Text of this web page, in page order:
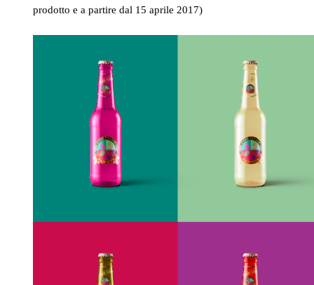
prodotto e a partire dal 15 aprile 2017)